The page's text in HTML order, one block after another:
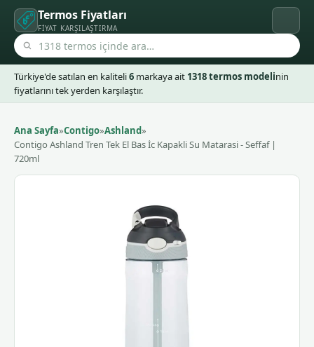
Termos Fiyatları
FIYAT KARŞILAŞTIRMA
Türkiye'de satılan en kaliteli6 markaya ait 1318 termos modelinin
fiyatlarını tek yerden karşılaştır.
Ana Sayfa»Contigo»Ashland»
Contigo Ashland Tren Tek El Bas İc Kapakli Su Matarasi - Seffaf |
720ml